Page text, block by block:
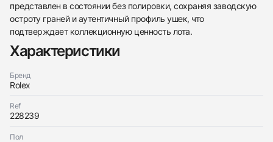
представлен в состоянии без полировки, сохраняя заводскую
остроту граней и аутентичный профиль ушек, что
подтверждает коллекционную ценность лота.
Характеристики
Бренд
Rolex
Ref
228239
Пол